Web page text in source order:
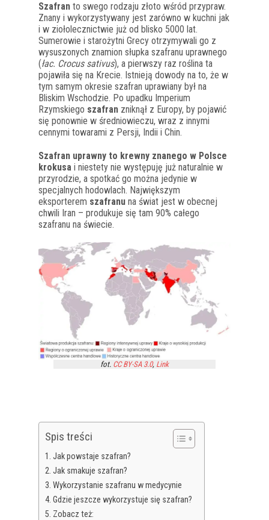
Szafran to swego rodzaju złoto wśród przypraw.
Znany i wykorzystywany jest zarówno w kuchni jak
i w ziołolecznictwie już od blisko 5000 lat.
Sumerowie i starożytni Grecy otrzymywali go z
wysuszonych znamion słupka szafranu uprawnego
(łac. Crocus sativus), a pierwszy raz roślina ta
pojawiła się na Krecie. Istnieją dowody na to, że w
tym samym okresie szafran uprawiany był na
Bliskim Wschodzie. Po upadku Imperium
Rzymskiego szafran zniknął z Europy, by pojawić
się ponownie w średniowieczu, wraz z innymi
cennymi towarami z Persji, Indii i Chin.
Szafran uprawny to krewny znanego w Polsce
krokusa i niestety nie występuję już naturalnie w
przyrodzie, a spotkać go można jedynie w
specjalnych hodowlach. Największym
eksporterem szafranu na świat jest w obecnej
chwili Iran – produkuje się tam 90% całego
szafranu na świecie.
fot. CC BY-SA 3.0, Link
Spis treści
Jak powstaje szafran?
Jak smakuje szafran?
Wykorzystanie szafranu w medycynie
Gdzie jeszcze wykorzystuje się szafran?
Zobacz też: